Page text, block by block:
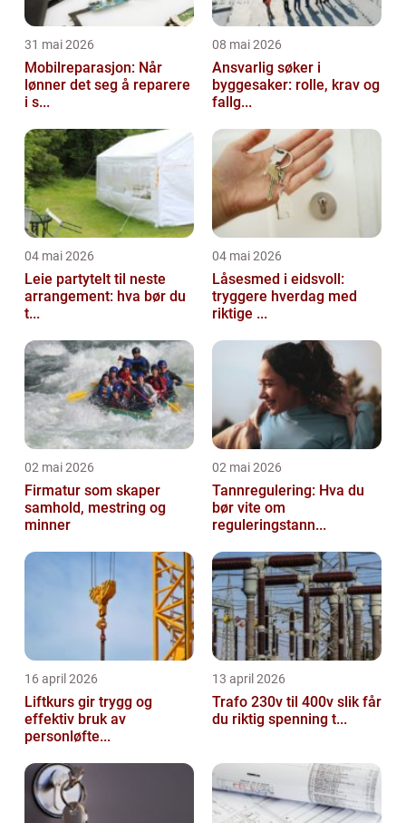
31 mai 2026
Mobilreparasjon: Når
lønner det seg å reparere
i s...
08 mai 2026
Ansvarlig søker i
byggesaker: rolle, krav og
fallg...
04 mai 2026
Leie partytelt til neste
arrangement: hva bør du
t...
04 mai 2026
Låsesmed i eidsvoll:
tryggere hverdag med
riktige ...
02 mai 2026
Firmatur som skaper
samhold, mestring og
minner
02 mai 2026
Tannregulering: Hva du
bør vite om
reguleringstann...
16 april 2026
Liftkurs gir trygg og
effektiv bruk av
personløfte...
13 april 2026
Trafo 230v til 400v slik får
du riktig spenning t...